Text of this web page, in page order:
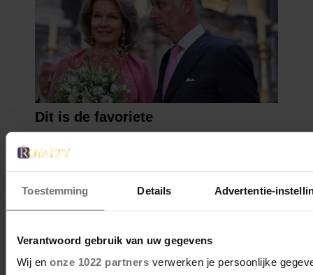
Toestemming Details Advertentie-
Verantwoord gebruik van uw gegevens
Wij en onze 1022 partnersverwerken je persoonlijke